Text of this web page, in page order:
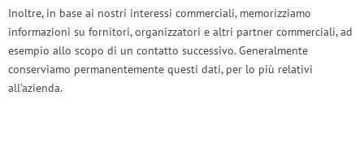
Inoltre, in base ai nostri interessi commerciali, memorizziamo
informazioni su fornitori, organizzatori e altri partner commerciali, ad
esempio allo scopo di un contatto successivo. Generalmente
conserviamo permanentemente questi dati, per lo più relativi
all’azienda.